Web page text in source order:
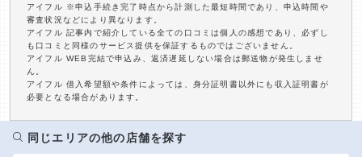
アイフル ※申込手続き完了時点から計測した最短時間であり、申込時間や
審査状況などにより異なります。
アイフル 記事内で紹介している全ての口コミは個人の感想であり、必ずし
も口コミと同様のサービス提供を保証するものではございません。
アイフル WEB完結で申込み、返済遅延しない場合は郵送物が発生しませ
ん。
アイフル 借入希望額や条件によっては、身分証明書以外にも収入証明書が
必要となる場合があります。
同じエリアの他の店舗を探す